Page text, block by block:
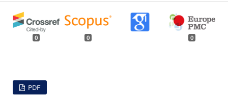
PDF
0 0 0